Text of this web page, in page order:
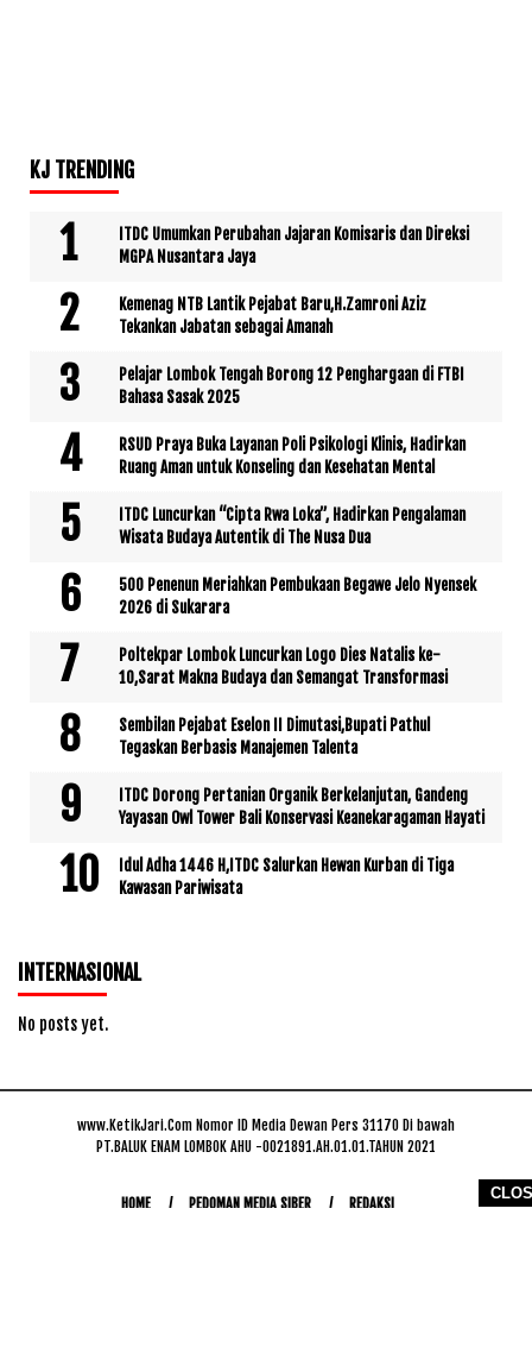
KJ TRENDING
ITDC Umumkan Perubahan Jajaran Komisaris dan Direksi
MGPA Nusantara Jaya
Kemenag NTB Lantik Pejabat Baru,H.Zamroni Aziz
Tekankan Jabatan sebagai Amanah
Pelajar Lombok Tengah Borong 12 Penghargaan di FTBI
Bahasa Sasak 2025
RSUD Praya Buka Layanan Poli Psikologi Klinis, Hadirkan
Ruang Aman untuk Konseling dan Kesehatan Mental
ITDC Luncurkan “Cipta Rwa Loka”, Hadirkan Pengalaman
Wisata Budaya Autentik di The Nusa Dua
500 Penenun Meriahkan Pembukaan Begawe Jelo Nyensek
2026 di Sukarara
Poltekpar Lombok Luncurkan Logo Dies Natalis ke-
10,Sarat Makna Budaya dan Semangat Transformasi
Sembilan Pejabat Eselon II Dimutasi,Bupati Pathul
Tegaskan Berbasis Manajemen Talenta
ITDC Dorong Pertanian Organik Berkelanjutan, Gandeng
Yayasan Owl Tower Bali Konservasi Keanekaragaman Hayati
Idul Adha 1446 H,ITDC Salurkan Hewan Kurban di Tiga
Kawasan Pariwisata
INTERNASIONAL
No posts yet.
www.KetikJari.Com Nomor ID Media Dewan Pers 31170 Di bawah
PT.BALUK ENAM LOMBOK AHU -0021891.AH.01.01.TAHUN 2021
HOME PEDOMAN MEDIA SIBER REDAKSI